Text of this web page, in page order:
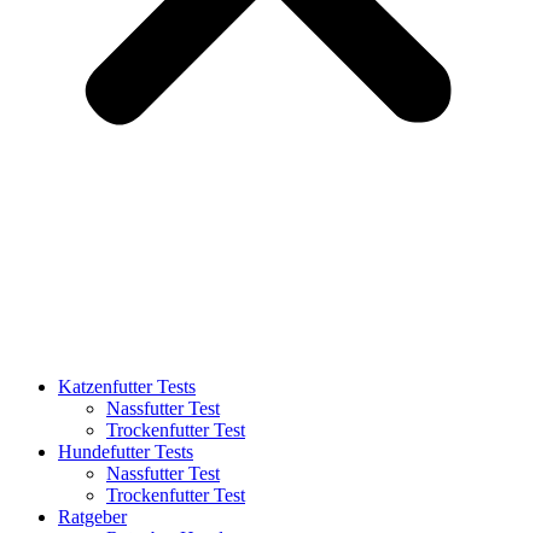
Katzenfutter Tests
Nassfutter Test
Trockenfutter Test
Hundefutter Tests
Nassfutter Test
Trockenfutter Test
Ratgeber